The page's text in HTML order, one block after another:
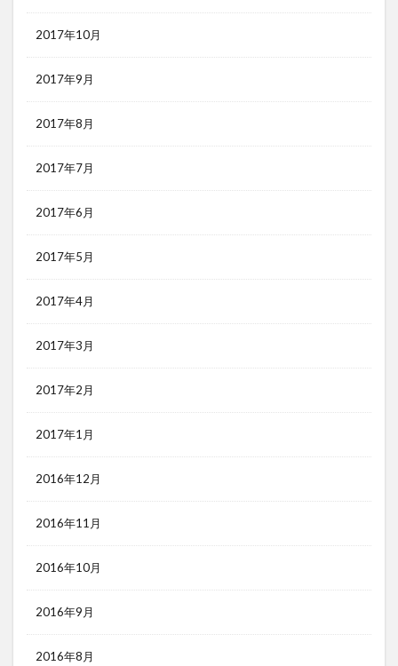
2017年10月
2017年9月
2017年8月
2017年7月
2017年6月
2017年5月
2017年4月
2017年3月
2017年2月
2017年1月
2016年12月
2016年11月
2016年10月
2016年9月
2016年8月